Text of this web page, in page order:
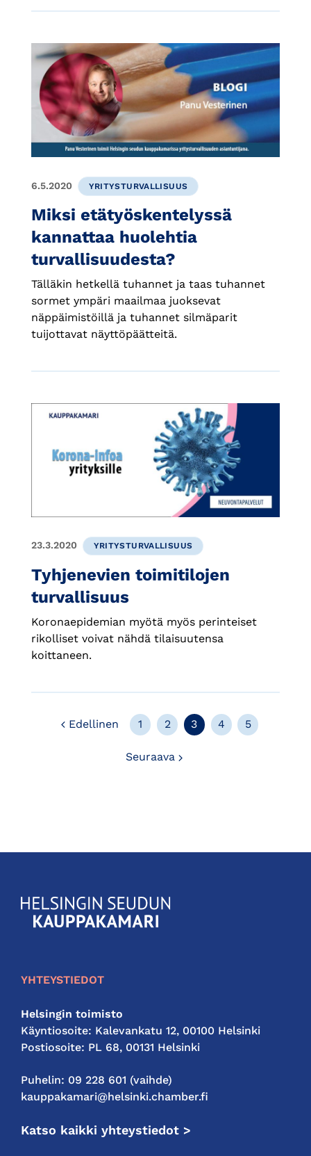
6.5.2020 YRITYSTURVALLISUUS
Miksi etätyöskentelyssä
kannattaa huolehtia
turvallisuudesta?
Tälläkin hetkellä tuhannet ja taas tuhannet
sormet ympäri maailmaa juoksevat
näppäimistöillä ja tuhannet silmäparit
tuijottavat näyttöpäätteitä.
23.3.2020 YRITYSTURVALLISUUS
Tyhjenevien toimitilojen
turvallisuus
Koronaepidemian myötä myös perinteiset
rikolliset voivat nähdä tilaisuutensa
koittaneen.
Edellinen Edellinen
1 2 3 4 5
Seuraava
KauppakamariHelsingin
seudun
YHTEYSTIEDOT
Helsingin toimisto
Käyntiosoite: Kalevankatu 12, 00100 Helsinki
Postiosoite: PL 68, 00131 Helsinki
Puhelin: 09 228 601 (vaihde)
kauppakamari@helsinki.chamber.fi
Katso kaikki yhteystiedot >